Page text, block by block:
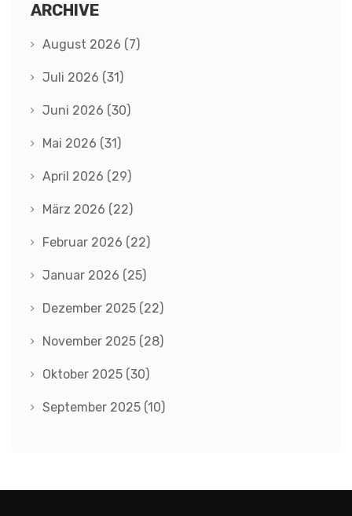
ARCHIVE
August 2026 (7)
Juli 2026 (31)
Juni 2026 (30)
Mai 2026 (31)
April 2026 (29)
März 2026 (22)
Februar 2026 (22)
Januar 2026 (25)
Dezember 2025 (22)
November 2025 (28)
Oktober 2025 (30)
September 2025 (10)